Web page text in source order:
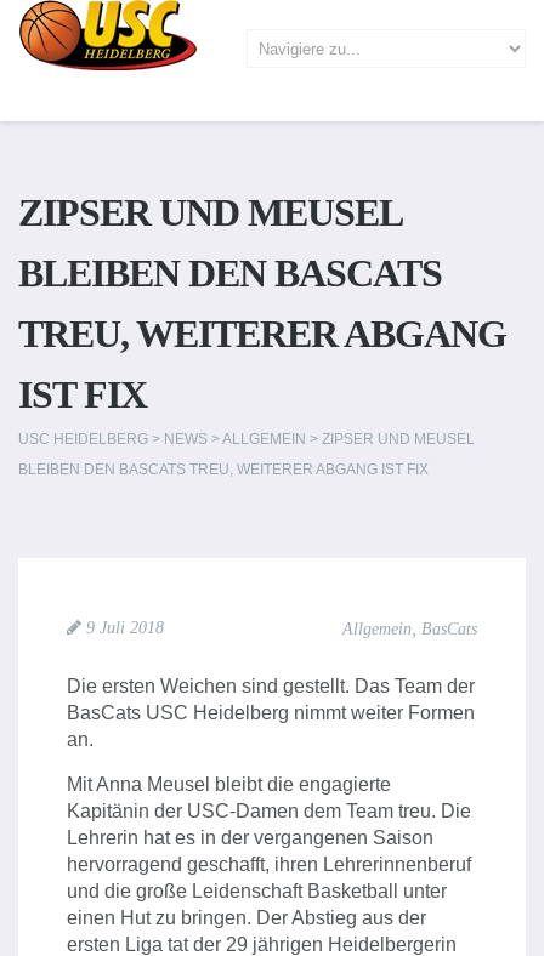
ZIPSER UND MEUSEL
BLEIBEN DEN BASCATS
TREU, WEITERER ABGANG
IST FIX
USC HEIDELBERG > NEWS >ALLGEMEIN > ZIPSER UND MEUSEL
BLEIBEN DEN BASCATS TREU, WEITERER ABGANG IST FIX
9 Juli 2018 Allgemein BasCats
Die ersten Weichen sind gestellt. Das Team der
BasCats USC Heidelberg nimmt weiter Formen
an.
Mit Anna Meusel bleibt die engagierte
Kapitänin der USC-Damen dem Team treu. Die
Lehrerin hat es in der vergangenen Saison
hervorragend geschafft, ihren Lehrerinnenberuf
und die große Leidenschaft Basketball unter
einen Hut zu bringen. Der Abstieg aus der
ersten Liga tat der 29 jährigen Heidelbergerin